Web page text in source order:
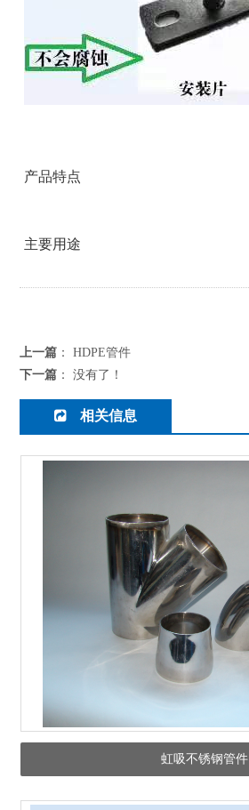
产品特点
主要用途
上一篇 ： HDPE管件
下一篇 ： 没有了！
相关信息
虹吸不锈钢管件